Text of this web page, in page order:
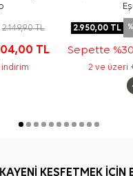
2.149,90TL
TL
indirim
2.950,00TL %
Sepette
2 ve üzeri
KEŞFETMEK İÇİN